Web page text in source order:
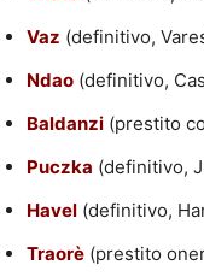
Vaz (definitivo,
Ndao (definitivo,
Baldanzi (prestito
Puczka (definitivo,
Havel (definitivo,
Traorè (prestito